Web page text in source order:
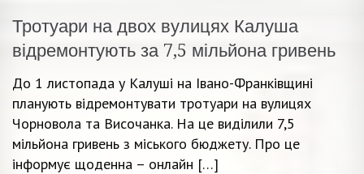
Тротуари на двох вулицях Калуша
відремонтують за 7,5 мільйона гривень
До 1 листопада у Калуші на Івано-Франківщині
планують відремонтувати тротуари на вулицях
Чорновола та Височанка. На це виділили 7,5
мільйона гривень з міського бюджету. Про це
інформує щоденна – онлайн […]